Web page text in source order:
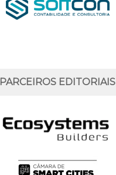
PARCEIROS EDITORIAIS